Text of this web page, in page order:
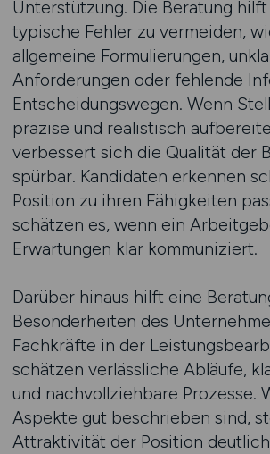
Unterstützung. Die Beratung
typische Fehler zu vermeiden,
allgemeine Formulierungen,
Anforderungen oder fehlende
Entscheidungswegen. Wenn
präzise und realistisch
verbessert sich die Qualität der
spürbar. Kandidaten erkennen
Position zu ihren Fähigkeiten
schätzen es, wenn ein
Erwartungen klar kommuniziert.
Darüber hinaus hilft eine
Besonderheiten des
Fachkräfte in der
schätzen verlässliche Abläufe,
und nachvollziehbare Prozesse.
Aspekte gut beschrieben sind,
Attraktivität der Position